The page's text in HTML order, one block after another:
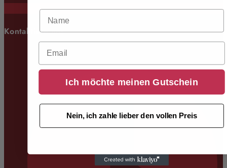
Kontaktiere uns
Email
Ich möchte meinen Gutschein
Nein, ich zahle lieber den vollen Preis